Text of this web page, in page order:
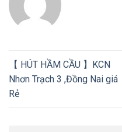
【 HÚT HẦM CẦU 】KCN
Nhơn Trạch 3 ,Đồng Nai giá
Rẻ